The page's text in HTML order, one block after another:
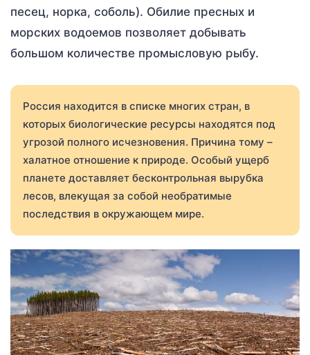
песец, норка, соболь). Обилие пресных и
морских водоемов позволяет добывать
большом количестве промысловую рыбу.
Россия находится в списке многих стран, в
которых биологические ресурсы находятся под
угрозой полного исчезновения. Причина тому –
халатное отношение к природе. Особый ущерб
планете доставляет бесконтрольная вырубка
лесов, влекущая за собой необратимые
последствия в окружающем мире.